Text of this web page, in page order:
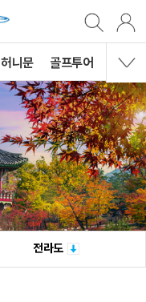
허니문 골프투어 MVG
전라도